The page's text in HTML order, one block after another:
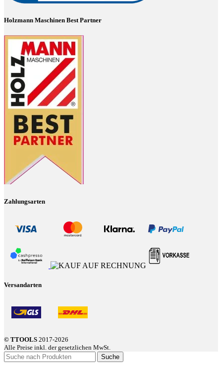
Holzmann Maschinen Best Partner
Zahlungsarten
Versandarten
© TTOOLS 2017-2026
Alle Preise inkl. der gesetzlichen MwSt.
Suche